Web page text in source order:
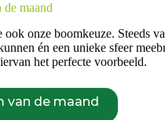
maand
onze boomkeuze. Steeds
én een unieke sfeer
het perfecte voorbeeld.
van de maand